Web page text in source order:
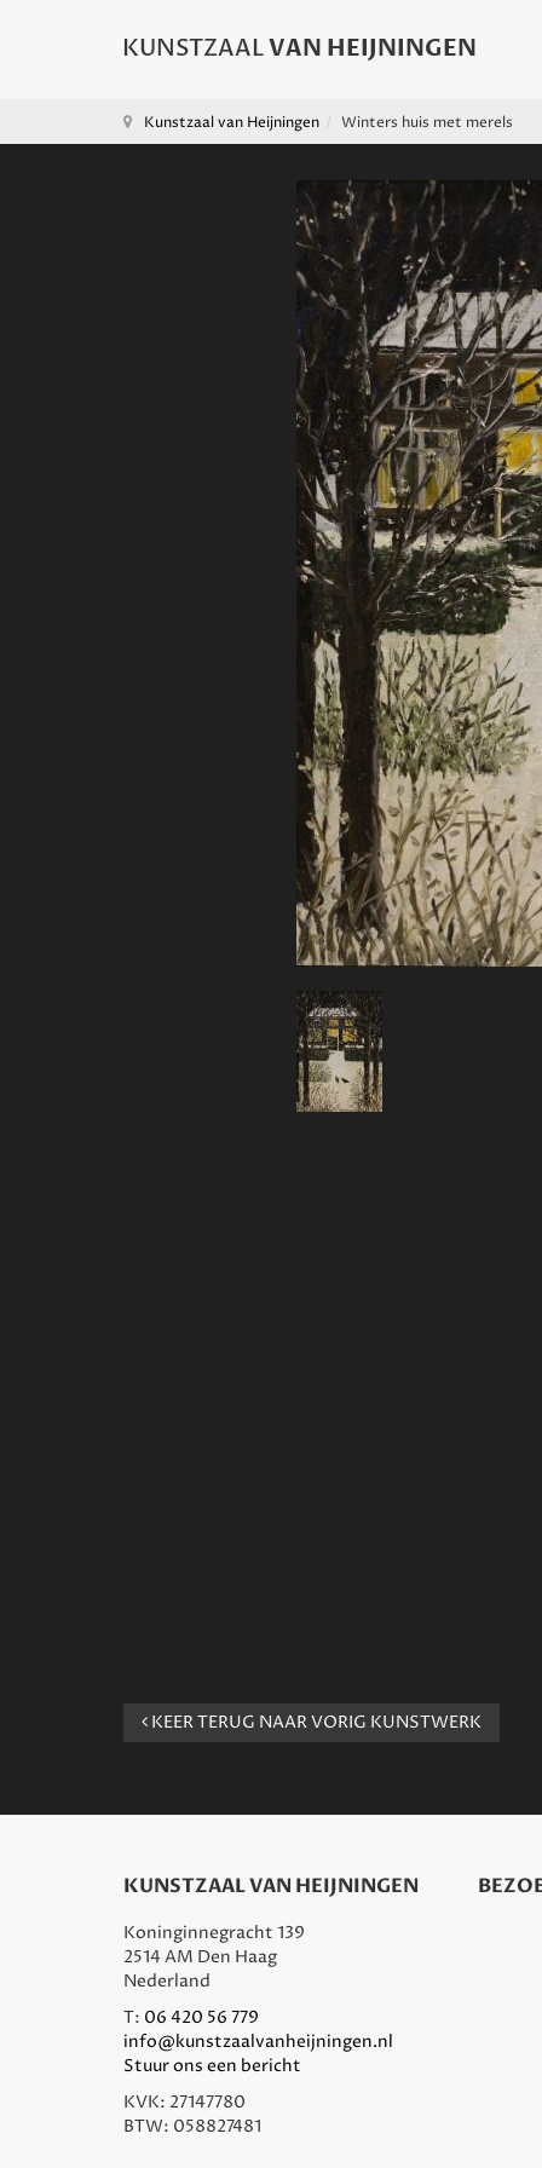
Kunstzaal van Heijningen Winters huis met merels
KEER TERUG NAAR VORIG KUNSTWERK
KUNSTZAAL VAN HEIJNINGEN
Koninginnegracht 139
2514 AM Den Haag
Nederland
T: 06 420 56 779
info@kunstzaalvanheijningen.nl
Stuur ons een bericht
KVK: 27147780
BTW: 058827481